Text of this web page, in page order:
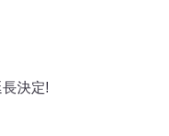
決定!